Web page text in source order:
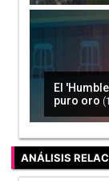
El
puro oro
ANÁLISIS